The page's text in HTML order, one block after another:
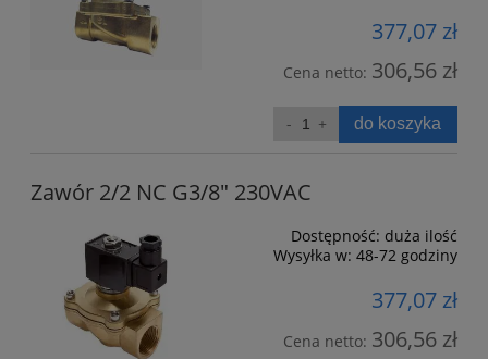
377,07 zł
Cena netto: 306,56 zł
do koszyka
Zawór 2/2 NC G3/8" 230VAC
Dostępność: duża ilość
Wysyłka w: 48-72 godziny
377,07 zł
Cena netto: 306,56 zł